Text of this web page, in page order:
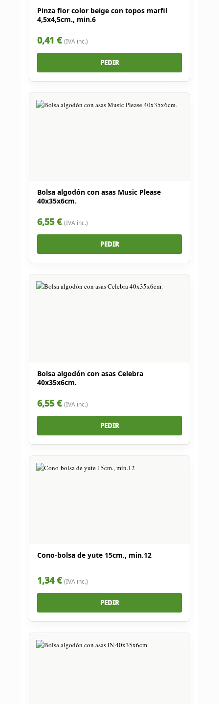
Pinza flor color beige con topos marfil
4,5x4,5cm., min.6
0,41 € (IVA inc.)
PEDIR
Bolsa algodón con asas Music Please
40x35x6cm.
6,55 € (IVA inc.)
PEDIR
Bolsa algodón con asas Celebra
40x35x6cm.
6,55 € (IVA inc.)
PEDIR
Cono-bolsa de yute 15cm., min.12
1,34 € (IVA inc.)
PEDIR